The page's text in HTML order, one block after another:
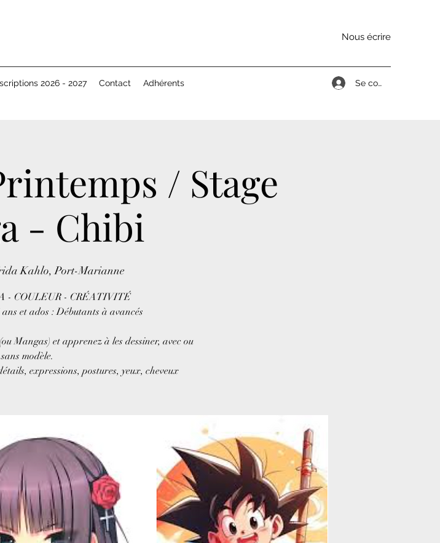
Nous écrire
2026 - 2027 Contact Adhérents Se connecter
/ Stage
- Chibi
Kahlo, Port-Marianne
- COULEUR - CRÉATIVITÉ
et ados : Débutants à avancés
Mangas) et apprenez à les dessiner, avec ou
sans modèle.
expressions, postures, yeux, cheveux